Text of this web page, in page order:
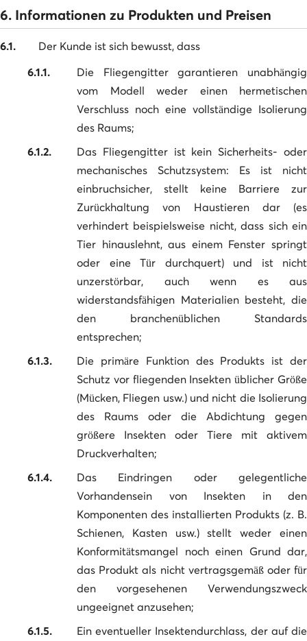
6. Informationen zu Produkten und Preisen
6.1.
Der Kunde ist sich bewusst, dass
6.1.1.
Die Fliegengitter garantieren unabhängig
vom Modell weder einen hermetischen
Verschluss noch eine vollständige Isolierung
des Raums;
6.1.2.
Das Fliegengitter ist kein Sicherheits- oder
mechanisches Schutzsystem: Es ist nicht
einbruchsicher, stellt keine Barriere zur
Zurückhaltung von Haustieren dar (es
verhindert beispielsweise nicht, dass sich ein
Tier hinauslehnt, aus einem Fenster springt
oder eine Tür durchquert) und ist nicht
unzerstörbar, auch wenn es aus
widerstandsfähigen Materialien besteht, die
den branchenüblichen Standards
entsprechen;
6.1.3.
Die primäre Funktion des Produkts ist der
Schutz vor fliegenden Insekten üblicher Größe
(Mücken, Fliegen usw.) und nicht die Isolierung
des Raums oder die Abdichtung gegen
größere Insekten oder Tiere mit aktivem
Druckverhalten;
6.1.4.
Das Eindringen oder gelegentliche
Vorhandensein von Insekten in den
Komponenten des installierten Produkts (z. B.
Schienen, Kasten usw.) stellt weder einen
Konformitätsmangel noch einen Grund dar,
das Produkt als nicht vertragsgemäß oder für
den vorgesehenen Verwendungszweck
ungeeignet anzusehen;
6.1.5.
Ein eventueller Insektendurchlass, der auf die